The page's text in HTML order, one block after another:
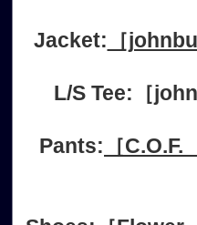
Jacket: ［
L/S Tee:［
Pants: ［